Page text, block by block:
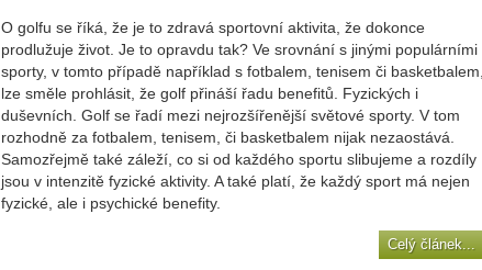
O golfu se říká, že je to zdravá sportovní aktivita, že dokonce
prodlužuje život. Je to opravdu tak? Ve srovnání s jinými populárními
sporty, v tomto případě například s fotbalem, tenisem či basketbalem,
lze směle prohlásit, že golf přináší řadu benefitů. Fyzických i
duševních. Golf se řadí mezi nejrozšířenější světové sporty. V tom
rozhodně za fotbalem, tenisem, či basketbalem nijak nezaostává.
Samozřejmě také záleží, co si od každého sportu slibujeme a rozdíly
jsou v intenzitě fyzické aktivity. A také platí, že každý sport má nejen
fyzické, ale i psychické benefity.
Celý článek...